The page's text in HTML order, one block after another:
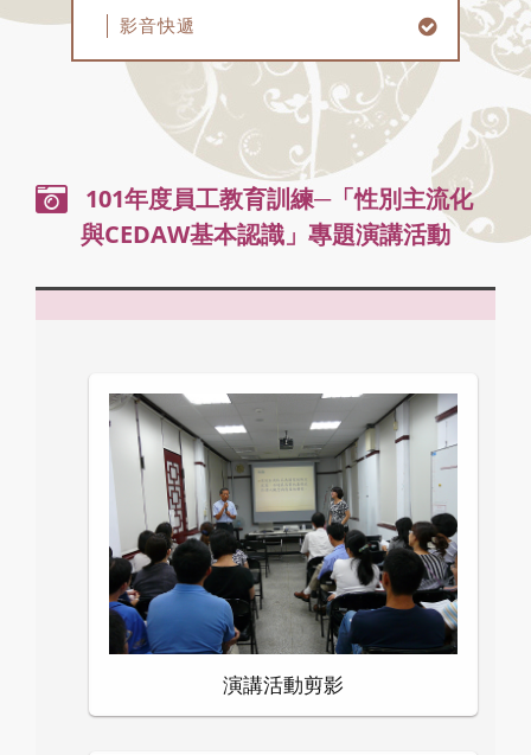
影音快遞
101年度員工教育訓練─「性別主流化
與CEDAW基本認識」專題演講活動
演講活動剪影